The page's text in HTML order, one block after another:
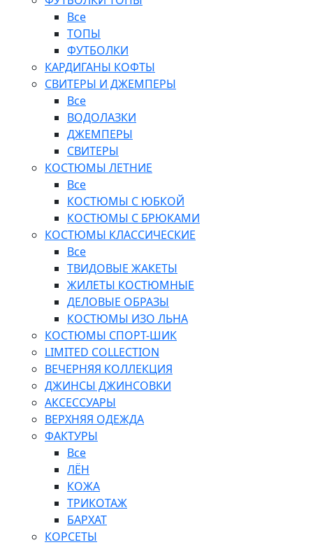
Все
ТОПЫ
ФУТБОЛКИ
КАРДИГАНЫ КОФТЫ
СВИТЕРЫ И ДЖЕМПЕРЫ
Все
ВОДОЛАЗКИ
ДЖЕМПЕРЫ
СВИТЕРЫ
КОСТЮМЫ ЛЕТНИЕ
Все
КОСТЮМЫ С ЮБКОЙ
КОСТЮМЫ С БРЮКАМИ
КОСТЮМЫ КЛАССИЧЕСКИЕ
Все
ТВИДОВЫЕ ЖАКЕТЫ
ЖИЛЕТЫ КОСТЮМНЫЕ
ДЕЛОВЫЕ ОБРАЗЫ
КОСТЮМЫ ИЗО ЛЬНА
КОСТЮМЫ СПОРТ-ШИК
LIMITED COLLECTION
ВЕЧЕРНЯЯ КОЛЛЕКЦИЯ
ДЖИНСЫ ДЖИНСОВКИ
АКСЕССУАРЫ
ВЕРХНЯЯ ОДЕЖДА
ФАКТУРЫ
Все
ЛЁН
КОЖА
ТРИКОТАЖ
БАРХАТ
КОРСЕТЫ